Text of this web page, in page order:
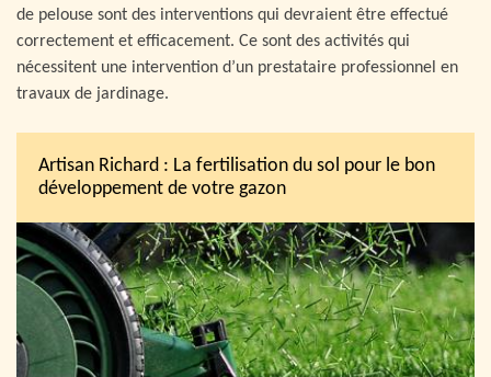
de pelouse sont des interventions qui devraient être effectué
correctement et efficacement. Ce sont des activités qui
nécessitent une intervention d’un prestataire professionnel en
travaux de jardinage.
Artisan Richard : La fertilisation du sol pour le bon
développement de votre gazon